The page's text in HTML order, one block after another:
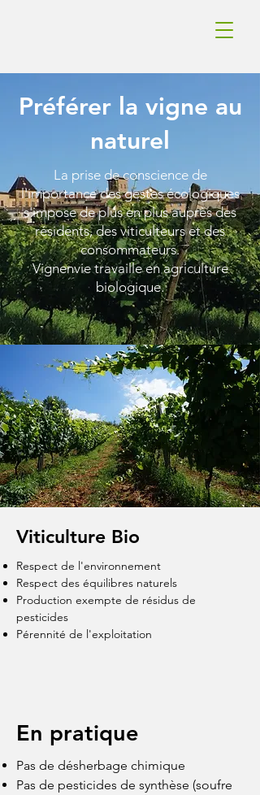
Préférer la vigne au
naturel
La prise de conscience de
l'importance des gestes écologiques
s'impose de plus en plus auprès des
résidents, des viticulteurs et des
consommateurs.
Vignenvie travaille en agriculture
biologique.​
Viticulture Bio
Respect de l'environnement
Respect des équilibres naturels
Production exempte de résidus de
pesticides
Pérennité de l'exploitation
En pratique
Pas de désherbage chimique
Pas de pesticides de synthèse (soufre